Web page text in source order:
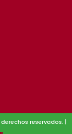
reservados. |